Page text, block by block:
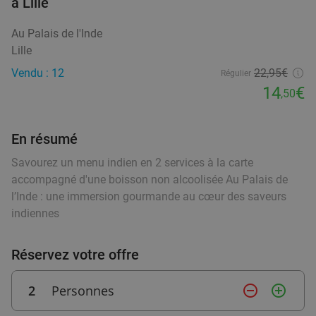
food
food
food
Menu en 2 ou 3 services au choix chez Le Chat
Ventru
Baisieux
Vendu : 176 Régulier
21,90
Ma Me Je
Ve
Max Factory
9.9
16 min.
Au Palais de l'Inde
Lille
Vendu : 12
Régulier 22,95€
14,50€
En résumé
Savourez un menu indien en 2 services à la carte
accompagné d'une boisson non alcoolisée Au Palais de
l’Inde : une immersion gourmande au cœur des saveurs
indiennes
Réservez votre offre
2 Personnes remove_circle_outline add_circle_outline